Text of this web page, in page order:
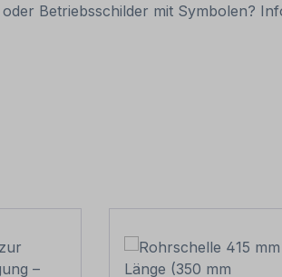
Betriebsschilder mit Symbolen?